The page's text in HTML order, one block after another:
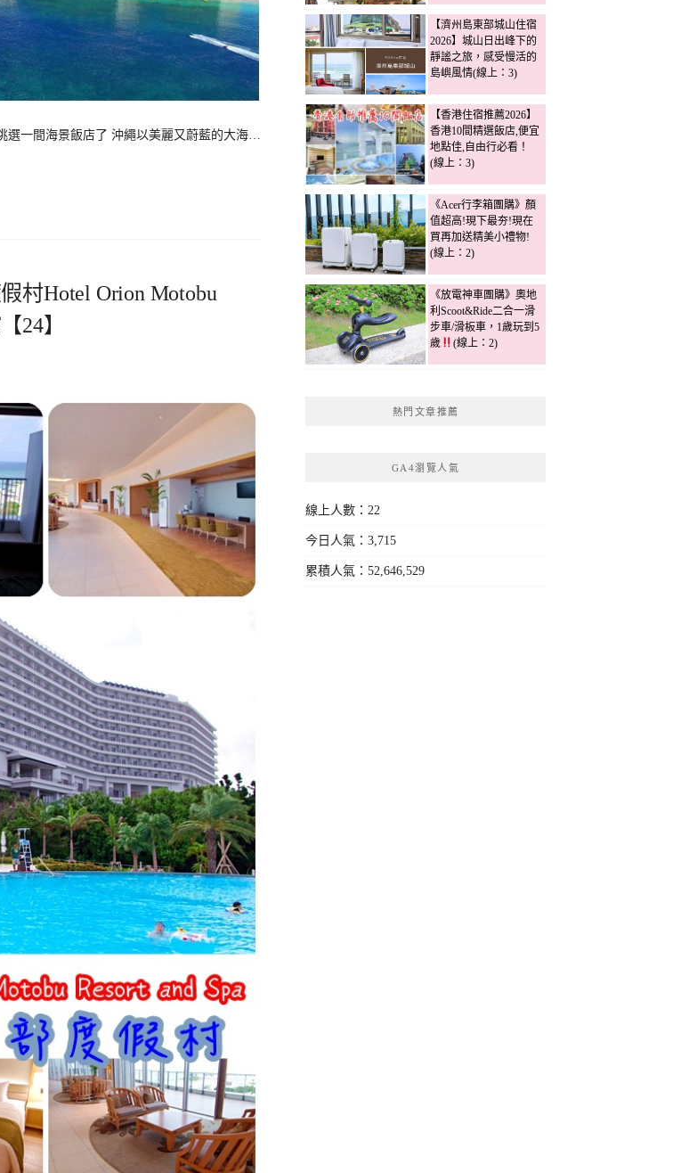
選一間海景飯店了 沖繩以美麗又蔚藍的大海…
村Hotel Orion Motobu
24】
【濟州島東部城山住宿
2026】城山日出峰下的
靜謐之旅，感受慢活的
島嶼風情(線上：3)
【香港住宿推薦2026】
香港10間精選飯店,便宜
地點佳,自由行必看！
(線上：3)
《Acer行李箱團購》顏
值超高!現下最夯!現在
買再加送精美小禮物!
(線上：2)
《放電神車團購》奧地
利Scoot&Ride二合一滑
步車/滑板車，1歲玩到5
歲
(線上：2)
熱門文章推薦
GA4瀏覽人氣
線上人數：22
今日人氣：3,715
累積人氣：52,646,529